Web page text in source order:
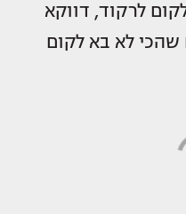
לרקוד, דווקא
שהכי לא בא לקום